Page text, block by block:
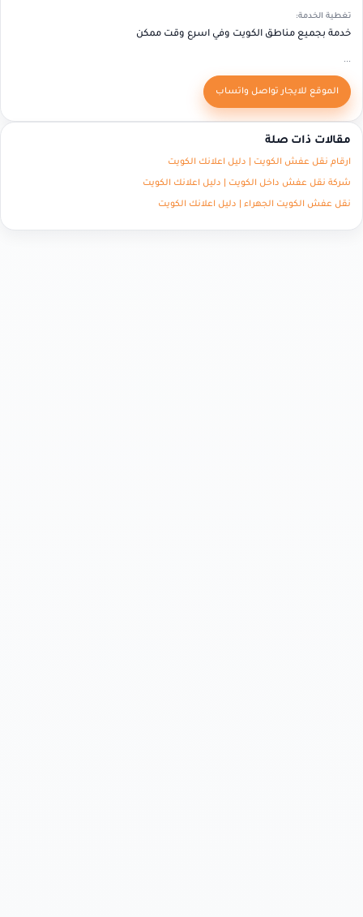
تغطية الخدمة:
خدمة بجميع مناطق الكويت وفي اسرع وقت ممكن
...
الموقع للايجار تواصل واتساب
مقالات ذات صلة
ارقام نقل عفش الكويت | دليل اعلانك الكويت
شركة نقل عفش داخل الكويت | دليل اعلانك الكويت
نقل عفش الكويت الجهراء | دليل اعلانك الكويت